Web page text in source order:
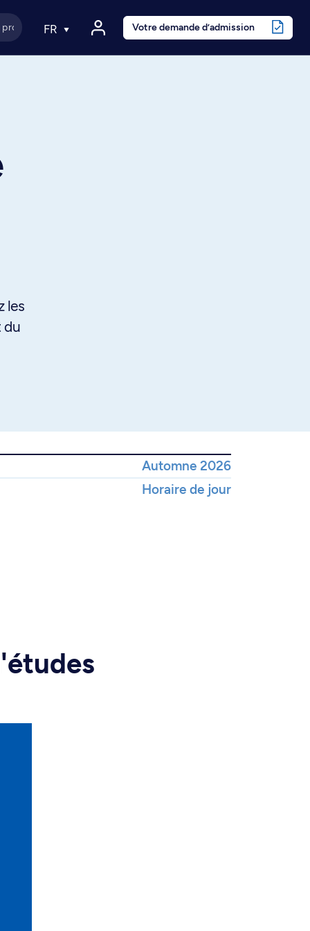
FR Votre demande d’admission
les
du
Automne 2026
Horaire de jour